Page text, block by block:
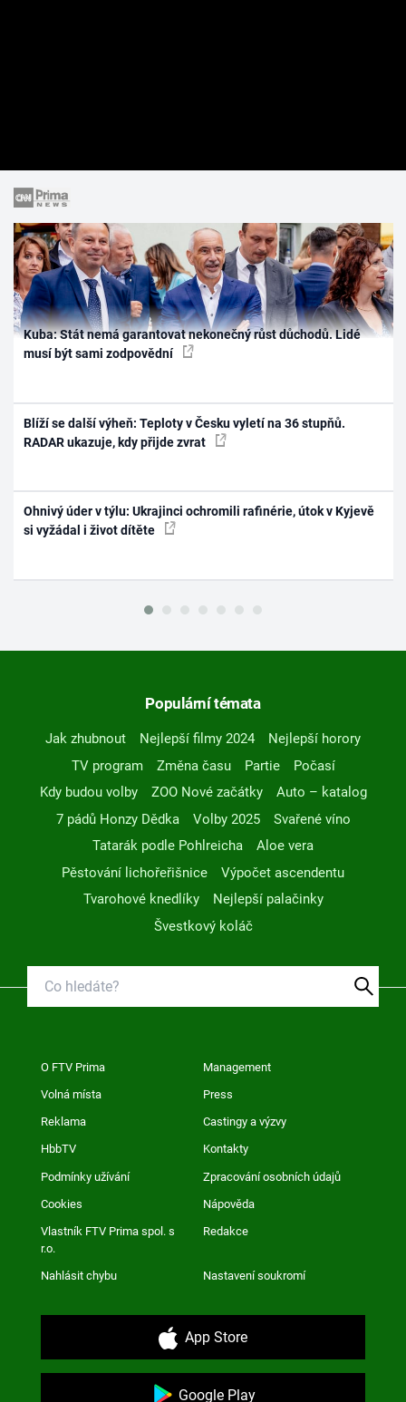
Kuba: Stát nemá garantovat nekonečný růst důchodů. Lidé
musí být sami zodpovědní
Blíží se další výheň: Teploty v Česku vyletí na 36 stupňů.
RADAR ukazuje, kdy přijde zvrat
Ohnivý úder v týlu: Ukrajinci ochromili rafinérie, útok v Kyjevě
si vyžádal i život dítěte
Populární témata
Jak zhubnout Nejlepší filmy 2024
Nejlepší horory
TV program
Změna času Partie
Počasí
Kdy budou volby
ZOO Nové začátky
Auto – katalog
7 pádů Honzy Dědka
Volby 2025
Svařené víno
Tatarák podle Pohlreicha
Aloe vera
Pěstování lichořeřišnice
Výpočet ascendentu
Tvarohové knedlíky
Nejlepší palačinky
Švestkový koláč
O FTV Prima Management
Volná místa Press
Reklama Castingy a výzvy
HbbTV Kontakty
Podmínky užívání Zpracování osobních údajů
Cookies Nápověda
Vlastník FTV Prima spol. s
r.o.
Redakce
Nahlásit chybu Nastavení soukromí
App Store
Google Play